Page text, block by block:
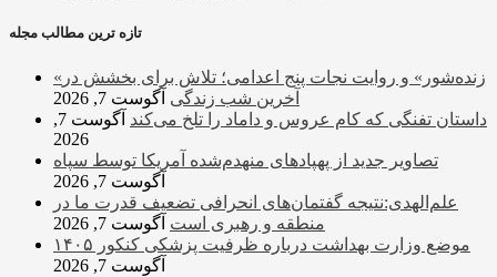
تازه ترین مطالب مجله
«زنده‌شور» و روایت نجات پنج اعدامی؛ تلاش برای بخشش در
آخرین شب زندگی آگوست 7, 2026
داستان تفنگی که کام عروس و داماد را تلخ می‌کند
آگوست 7,
2026
تصاویر جدید از پهپادهای منهدم‌شده آمریکا توسط سپاه
آگوست 7, 2026
علم‌الهدی:نتیجه گفتمان‌های انحرافی تضعیف قدرت ما در
منطقه و رهبری است آگوست 7, 2026
موضع وزارت بهداشت درباره ظرفیت پزشکی کنکور ۱۴۰۵
آگوست 7, 2026